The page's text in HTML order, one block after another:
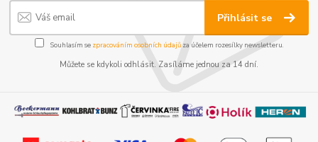
Přihlásit se
Souhlasím se zpracováním osobních údajůza účelem rozesílky newsletteru.
Můžete se kdykoli odhlásit. Zasíláme jednou za 14 dní.